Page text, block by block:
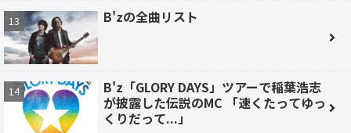
B'zの全曲リスト
B'z「GLORY DAYS」ツアーで稲葉浩志
が披露した伝説のMC 「速くたってゆっ
くりだって...」